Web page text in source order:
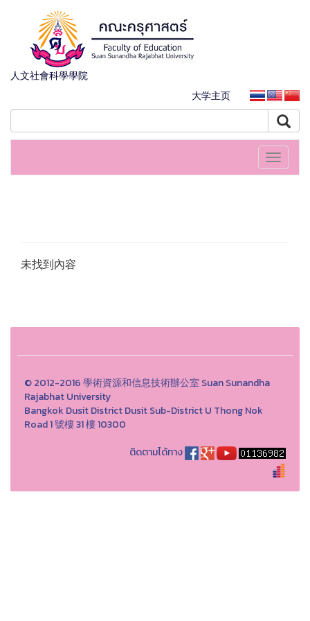
人文社會科學學院
大学主页
Toggle
未找到內容
© 2012-2016 學術資源和信息技術辦公室 Suan Sunandha
Rajabhat University
Bangkok Dusit District Dusit Sub-District U Thong Nok
Road 1 號樓 31 樓 10300
ติดตามได้ทาง